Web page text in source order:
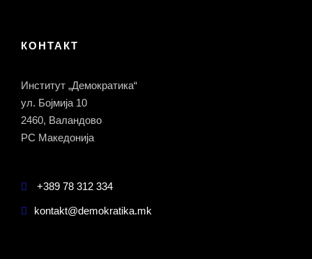
КОНТАКТ
Институт „Демократика“
ул. Бојмија 10
2460, Валандово
РС Македонија
+389 78 312 334
kontakt@demokratika.mk